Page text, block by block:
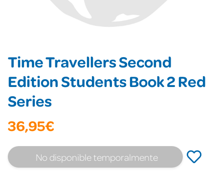
Time Travellers Second
Edition Students Book 2 Red
Series
36,95€
No disponible temporalmente